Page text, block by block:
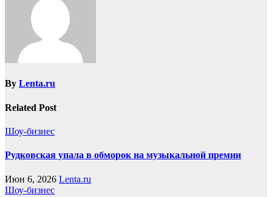
By Lenta.ru
Related Post
Шоу-бизнес
Рудковская упала в обморок на музыкальной премии
Июн 6, 2026 Lenta.ru
Шоу-бизнес